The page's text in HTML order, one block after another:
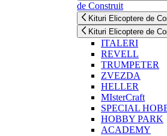
de Construit
Kituri Elicoptere de
Kituri Elicoptere de
ITALERI
REVELL
TRUMPETER
ZVEZDA
HELLER
MIsterCraft
SPECIAL
HOBBY PARK
ACADEMY